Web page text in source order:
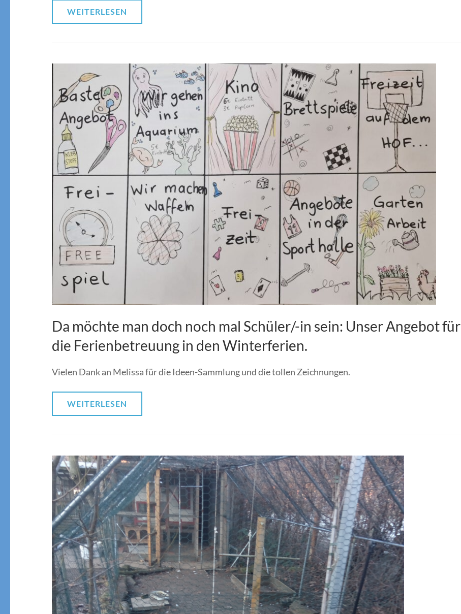
WEITERLESEN
Da möchte man doch noch mal Schüler/-in sein: Unser Angebot für
die Ferienbetreuung in den Winterferien.
Vielen Dank an Melissa für die Ideen-Sammlung und die tollen Zeichnungen.
WEITERLESEN